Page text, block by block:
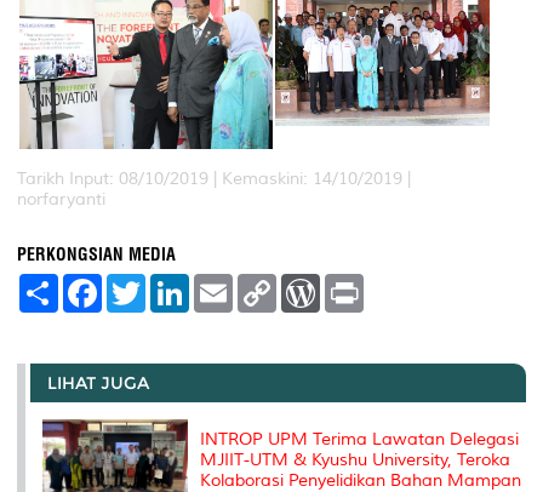
Tarikh Input: 08/10/2019 | Kemaskini: 14/10/2019 |
norfaryanti
PERKONGSIAN MEDIA
S
e
F
a
b
o
o
k
T
w
t
e
r
L
e
I
E
m
l
C
L
n
W
P
e
s
t
LIHAT JUGA
INTROP UPM Terima Lawatan Delegasi
MJIIT-UTM & Kyushu University, Teroka
Kolaborasi Penyelidikan Bahan Mampan